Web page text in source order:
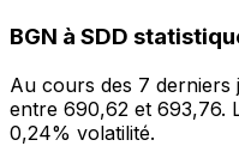
BGN à SDD
Au cours des 7 derniers
entre 690,62 et 693,76.
0,24% volatilité.